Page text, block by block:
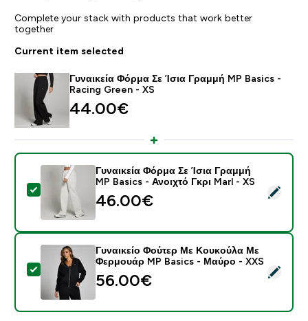
Complete your stack with products that work better
together
Current item selected
Γυναικεία Φόρμα Σε Ίσια Γραμμή MP Basics -
Racing Green - XS
44.00€‎
Select this product - Γυναικεία Φόρμα Σε Ίσια
Γυναικεία Φόρμα Σε Ίσια Γραμμή
MP Basics - Ανοιχτό Γκρι Marl - XS
46.00€‎
Select this product - Γυναικείο Φούτερ Με
Γυναικείο Φούτερ Με Κουκούλα Με
Φερμουάρ MP Basics - Μαύρο - XXS
56.00€‎